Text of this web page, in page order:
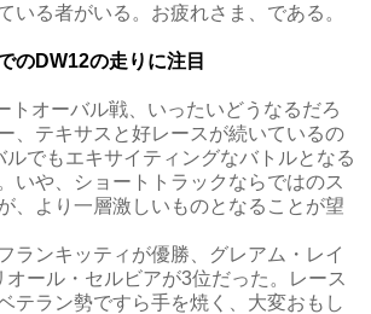
いる者がいる。お疲れさま、である。
のDW12の走りに注目
オーバル戦、いったいどうなるだろ
、テキサスと好レースが続いているの
ルでもエキサイティングなバトルとなる
いや、ショートトラックならではのス
、より一層激しいものとなることが望
ランキッティが優勝、グレアム・レイ
ール・セルビアが3位だった。レース
テラン勢ですら手を焼く、大変おもし